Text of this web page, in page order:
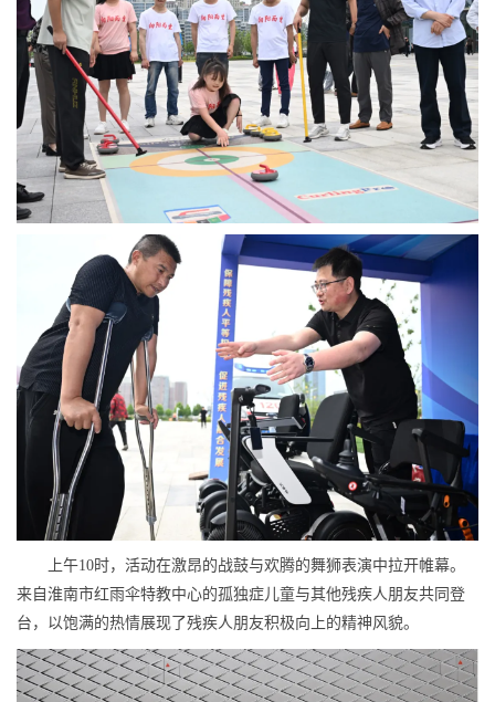
上午10时，活动在激昂的战鼓与欢腾的舞狮表演中拉开帷幕。
来自淮南市红雨伞特教中心的孤独症儿童与其他残疾人朋友共同登
台，以饱满的热情展现了残疾人朋友积极向上的精神风貌。